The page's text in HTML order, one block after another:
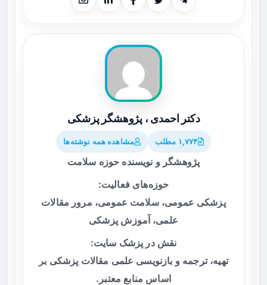
دکتر احمدی ، پژوهشگر پزشکی
۱,۷۷۴ مطلب مشاهده همه نوشته‌ها
پژوهشگر و نویسنده حوزه سلامت
حوزه‌های فعالیت:
پزشکی عمومی، سلامت عمومی، مرور مقالات
علمی، آموزش پزشکی
نقش در پزشک سایت:
تهیه، ترجمه و بازنویسی علمی مقالات پزشکی بر
اساس منابع معتبر.